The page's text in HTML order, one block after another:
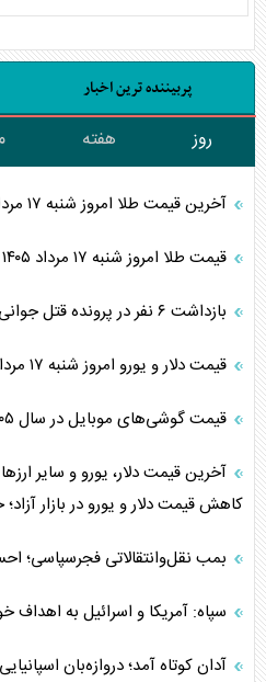
پربیننده ترین اخبار
روز هفته
آخرین قیمت طلا امروز شنبه ۱۷ مرداد ۱۴۰۵ | صعود تاریخی طلا
قیمت طلا امروز شنبه ۱۷ مرداد ۱۴۰۵ + جدول
بازداشت ۶ نفر در پرونده قتل جوانی در ستارخان
قیمت دلار و یورو امروز شنبه ۱۷ مرداد ۱۴۰۵ + جدول
قیمت گوشی‌های موبایل در سال ۱۴۰۵ چقدر گران شد؟
کاهش قیمت دلار و یورو در بازار
بمب نقل‌وانتقالاتی فجرسپاسی؛
سپاه: آمریکا و اسرائیل به اهداف
آدان کوتاه آمد؛ دروازه‌بان